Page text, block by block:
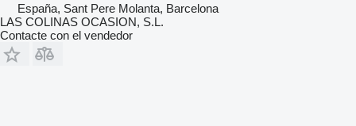
España, Sant Pere Molanta, Barcelona
LAS COLINAS OCASION, S.L.
Contacte con el vendedor